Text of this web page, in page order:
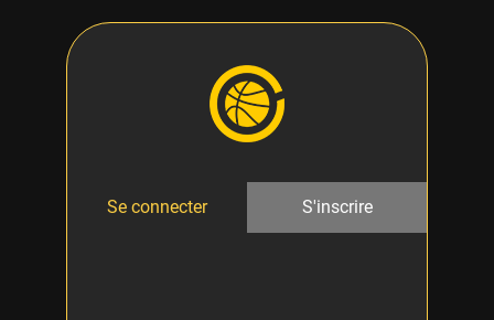
Se connecter S'inscrire